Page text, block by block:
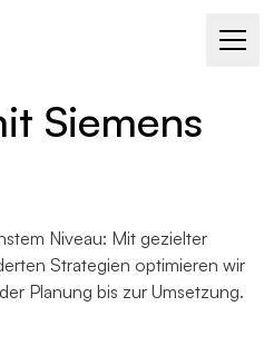
Siemens
Niveau: Mit gezielter
Strategien optimieren wir
Planung bis zur Umsetzung.